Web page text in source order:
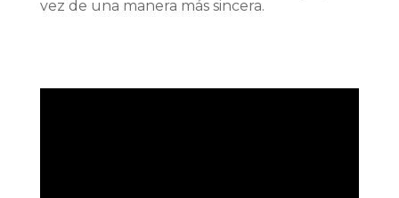
vez de una manera más sincera.